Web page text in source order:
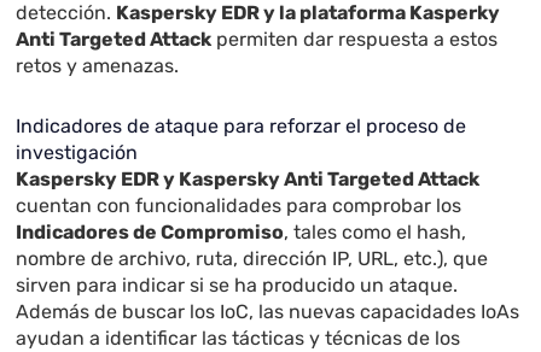
detección. Kaspersky EDR y la plataforma Kasperky
Anti Targeted Attack permiten dar respuesta a estos
retos y amenazas.
Indicadores de ataque para reforzar el proceso de
investigación
Kaspersky EDR y Kaspersky Anti Targeted Attack
cuentan con funcionalidades para comprobar los
Indicadores de Compromiso, tales como el hash,
nombre de archivo, ruta, dirección IP, URL, etc.), que
sirven para indicar si se ha producido un ataque.
Además de buscar los IoC, las nuevas capacidades IoAs
ayudan a identificar las tácticas y técnicas de los